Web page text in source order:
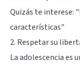
Quizás te interese:
características"
2. Respetar su
La adolescencia es